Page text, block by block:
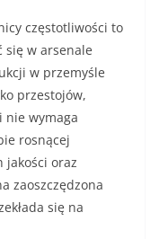
częstotliwości to
się w arsenale
w przemyśle
przestojów,
nie wymaga
rosnącej
jakości oraz
zaoszczędzona
się na